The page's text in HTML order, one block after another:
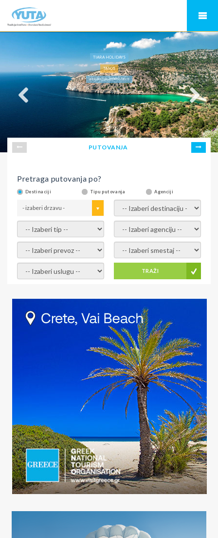
TIARA HOLIDAYS
TASOS
LIMEAS LETO 2026, FINIKES STUDIOS
PUTOVANJA
Pretraga putovanja po?
Destinaciji Tipu putovanja Agenciji
- izaberi drzavu - - izaberi destinaciju -
- izaberi tip - - izaberi agenciju -
- izaberi prevoz - - Izaberite smestaj -
- Izaberite uslugu - TRAŽI